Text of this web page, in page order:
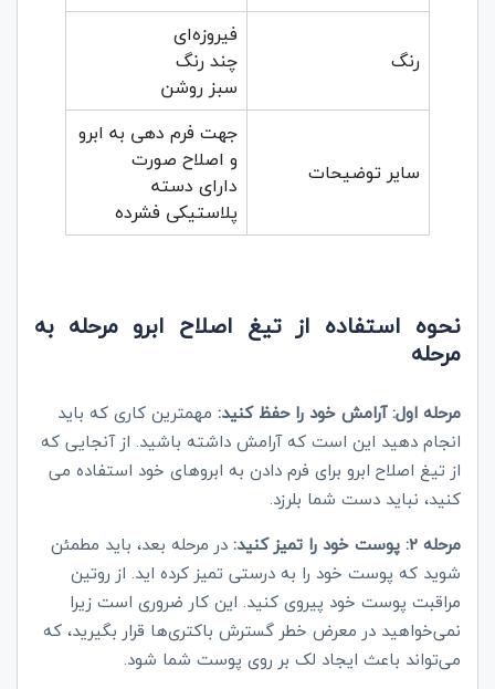
رنگ
فیروزه‌ای
چند رنگ
سبز روشن
سایر توضیحات
جهت فرم ‌دهی به ابرو
و اصلاح صورت
دارای دسته
پلاستیکی فشرده
نحوه استفاده از تیغ اصلاح ابرو مرحله به
مرحله
مرحله اول: آرامش خود را حفظ کنید: مهمترین کاری که باید
انجام دهید این است که آرامش داشته باشید. از آنجایی که
از تیغ اصلاح ابرو برای فرم دادن به ابروهای خود استفاده می
کنید، نباید دست شما بلرزد.
مرحله 2: پوست خود را تمیز کنید:
در مرحله بعد، باید مطمئن
شوید که پوست خود را به درستی تمیز کرده اید. از روتین
مراقبت پوست خود پیروی کنید. این کار ضروری است زیرا
نمی‌خواهید در معرض خطر گسترش باکتری‌ها قرار بگیرید، که
می‌تواند باعث ایجاد لک بر روی پوست شما شود.